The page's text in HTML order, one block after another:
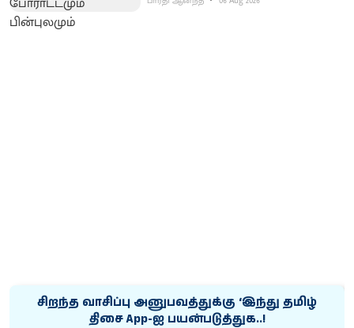
சிறந்த வாசிப்பு அனுபவத்துக்கு ‘இந்து தமிழ்
திசை App-ஐ பயன்படுத்துக..!